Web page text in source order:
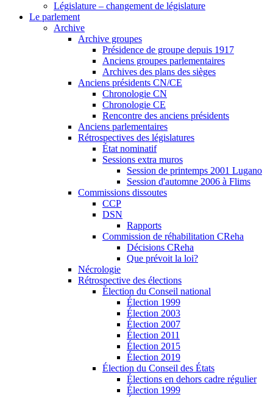
Législature – changement de législature
Le parlement
Archive
Archive groupes
Présidence de groupe depuis 1917
Anciens groupes parlementaires
Archives des plans des sièges
Anciens présidents CN/CE
Chronologie CN
Chronologie CE
Rencontre des anciens présidents
Anciens parlementaires
Rétrospectives des législatures
État nominatif
Sessions extra muros
Session de printemps 2001 Lugano
Session d'automne 2006 à Flims
Commissions dissoutes
CCP
DSN
Rapports
Commission de réhabilitation CReha
Décisions CReha
Que prévoit la loi?
Nécrologie
Rétrospective des élections
Élection du Conseil national
Élection 1999
Élection 2003
Élection 2007
Élection 2011
Élection 2015
Élection 2019
Élection du Conseil des États
Élections en dehors cadre régulier
Élection 1999